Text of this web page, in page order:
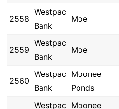
2558
Westpac
Bank
Moe
2559
Westpac
Bank
Moe
2560
Westpac
Bank
Moonee
Ponds
Westpac Moonee